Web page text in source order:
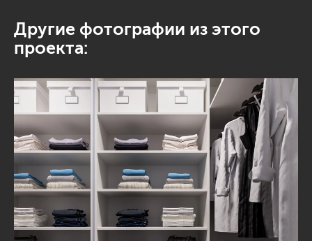
Другие фотографии из этого
проекта: